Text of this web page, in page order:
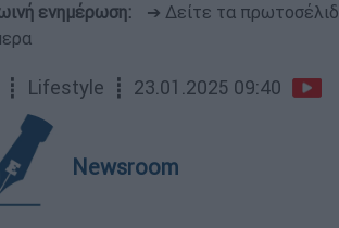
ενημέρωση: ➔ Δείτε τα
┋ Lifestyle ┋ 23.01.2025 09:40
Newsroom